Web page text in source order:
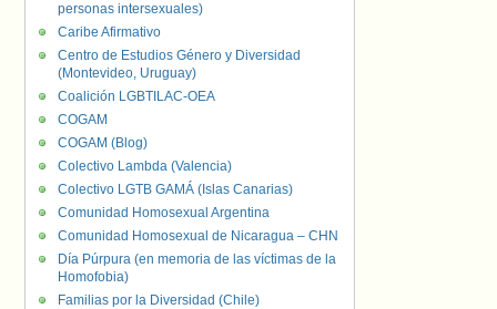
personas intersexuales)
Caribe Afirmativo
Centro de Estudios Género y Diversidad
(Montevideo, Uruguay)
Coalición LGBTILAC-OEA
COGAM
COGAM (Blog)
Colectivo Lambda (Valencia)
Colectivo LGTB GAMÁ (Islas Canarias)
Comunidad Homosexual Argentina
Comunidad Homosexual de Nicaragua – CHN
Día Púrpura (en memoria de las víctimas de la
Homofobia)
Familias por la Diversidad (Chile)